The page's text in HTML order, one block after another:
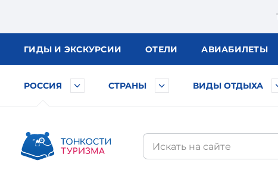
ГИДЫ И ЭКСКУРСИИ ОТЕЛИ АВИАБИЛЕТЫ
РОССИЯ СТРАНЫ ВИДЫ ОТДЫХА